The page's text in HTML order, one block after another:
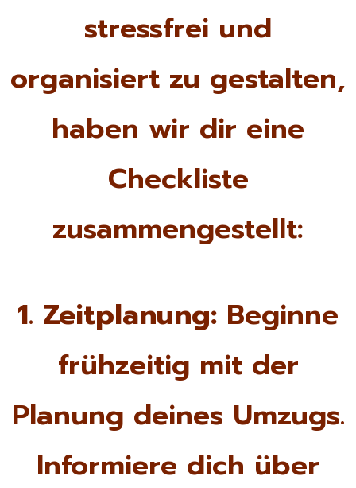
stressfrei und
organisiert zu gestalten,
haben wir dir eine
Checkliste
zusammengestellt:
1. Zeitplanung: Beginne
frühzeitig mit der
Planung deines Umzugs.
Informiere dich über